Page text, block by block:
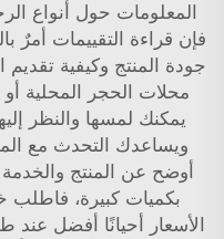
المعلومات حول أنواع
فإن قراءة التقييمات أمرٌ
جودة المنتج وكيفية تقديم
محلات الحجر المحلية
يمكنك لمسها والنظر
ويساعدك التحدث مع
أوضح عن المنتج
بكميات كبيرة، فاطلب
الأسعار أحيانًا أفضل